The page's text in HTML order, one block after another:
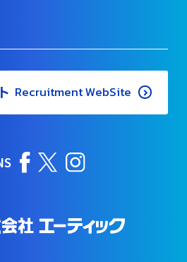
Recruitment WebSite